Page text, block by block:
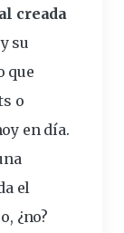
creada
su
que
o
en día.
el
¿no?